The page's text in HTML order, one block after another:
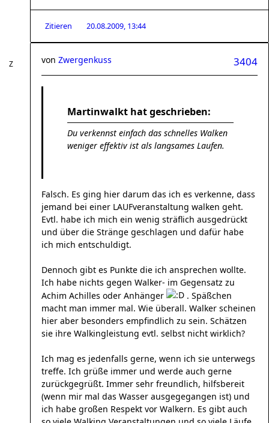
Zitieren 20.08.2009, 13:44
3404
von Zwergenkuss
Martinwalkt hat geschrieben:
Du verkennst einfach das schnelles Walken
weniger effektiv ist als langsames Laufen.
Falsch. Es ging hier darum das ich es verkenne, dass
jemand bei einer LAUFveranstaltung walken geht.
Evtl. habe ich mich ein wenig sträflich ausgedrückt
und über die Stränge geschlagen und dafür habe
ich mich entschuldigt.
Dennoch gibt es Punkte die ich ansprechen wollte.
Ich habe nichts gegen Walker- im Gegensatz zu
Achim Achilles oder Anhänger
. Späßchen
macht man immer mal. Wie überall. Walker scheinen
hier aber besonders empfindlich zu sein. Schätzen
sie ihre Walkingleistung evtl. selbst nicht wirklich?
Ich mag es jedenfalls gerne, wenn ich sie unterwegs
treffe. Ich grüße immer und werde auch gerne
zurückgegrüßt. Immer sehr freundlich, hilfsbereit
(wenn mir mal das Wasser ausgegegangen ist) und
ich habe großen Respekt vor Walkern. Es gibt auch